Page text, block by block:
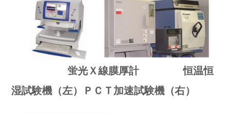
蛍光Ｘ線膜厚計 恒温恒
湿試験機（左）ＰＣＴ加速試験機 （右）